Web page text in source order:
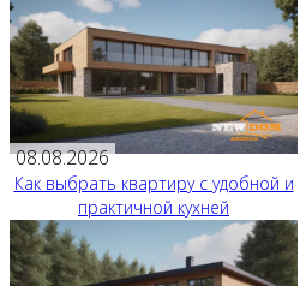
08.08.2026
Как выбрать квартиру с удобной и
практичной кухней